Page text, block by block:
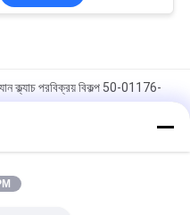
ক্ল্যাচ পরবিক্রয় বিকল্প 50-01176-
ক্ল্যাচ 1250 1150 1050 950U
কিট S750/OASIS250 Supra